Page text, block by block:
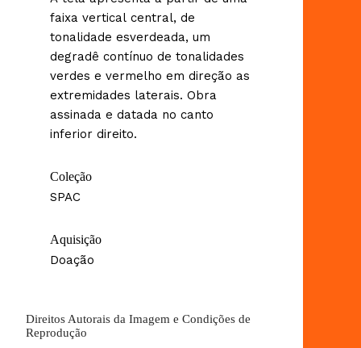
faixa vertical central, de
tonalidade esverdeada, um
degradê contínuo de tonalidades
verdes e vermelho em direção as
extremidades laterais. Obra
assinada e datada no canto
inferior direito.
Coleção
SPAC
Aquisição
Doação
Direitos Autorais da Imagem e Condições de
Reprodução